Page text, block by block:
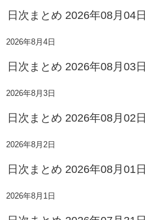
日次まとめ 2026年08月04日
2026年8月4日
日次まとめ 2026年08月03日
2026年8月3日
日次まとめ 2026年08月02日
2026年8月2日
日次まとめ 2026年08月01日
2026年8月1日